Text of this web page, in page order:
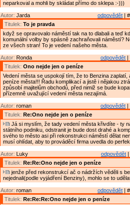
neparkoval a mohli by skládat přímo do sklepa :-)))
odpovědět |
Autor: Jarda
Titulek: To je pravda
když se opravovalo náměstí tak na to dlabali a teď
komunální volby by spásně zachraňovali náměstí?
ze všech stran! To je vedení našeho města.
odpovědět |
Autor: Ronda
Titulek: Ono nejde jen o peníze
Vedení města se uspokojí tím, že to Benzina zaplatí,
peníze města!!! Řadu komplikací a jistě i nějakou
způsobí majitelům obchodů, před nimiž se bude
přízemně uvažující vedení města nezajímá.
odpovědět |
Autor: roman
Titulek: Re:Ono nejde jen o peníze
Já si myslím, že tady vedení města křivdíte - ty
státního podniku, odstranit je bude dost drahé a
svého to město asi při rekonstrukci náměstí dělat
musí ohlídat, aby to prováděcí firma uvedla do
odpovědět
Autor: Luky
Titulek: Re:Re:Ono nejde jen o peníze
jenže před rekonstrukcí ač o nádržích věděli s
nejednali(podle vyjádření Benziny), mohlo se to
odpovědět |
Autor: roman
Titulek: Re:Re:Re:Ono nejde jen o peníze